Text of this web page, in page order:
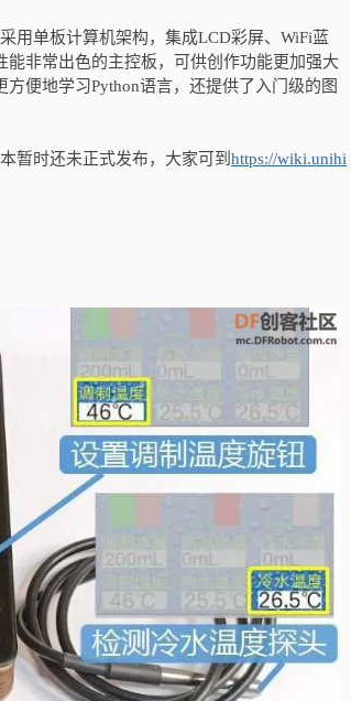
用单板计算机架构，集成LCD彩屏、WiFi蓝
非常出色的主控板，可供创作功能更加强大
便地学习Python语言，还提供了入门级的图
暂时还未正式发布，大家可到 https://wiki.unihi